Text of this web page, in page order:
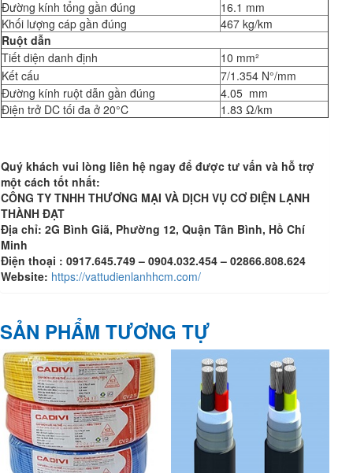
Đường kính tổng gần đúng
16.1 mm
Khối lượng cáp gần đúng
467 kg/km
Ruột dẫn
Tiết diện danh định
10 mm²
Kết cấu
7/1.354 N°/mm
Đường kính ruột dẫn gần đúng
4.05 mm
Điện trở DC tối đa ở 20°C
1.83 Ω/km
Quý khách vui lòng liên hệ ngay để được tư vấn và hỗ trợ
một cách tốt nhất:
CÔNG TY TNHH THƯƠNG MẠI VÀ DỊCH VỤ CƠ ĐIỆN LẠNH
THÀNH ĐẠT
Địa chỉ: 2G Bình Giã, Phường 12, Quận Tân Bình, Hồ Chí
Minh
Điện thoại : 0917.645.749 – 0904.032.454 – 02866.808.624
Website: https://vattudienlanhhcm.com/
SẢN PHẨM TƯƠNG TỰ